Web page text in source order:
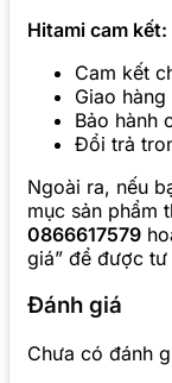
Hitami cam kết:
Cam kết
Giao
Bảo hành
Đổi trả
Ngoài ra, nếu
mục sản phẩm
0866617579
giá” để được
Đánh giá
Chưa có đánh